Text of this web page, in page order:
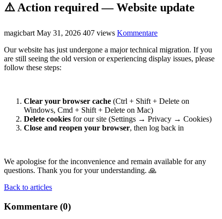
⚠️ Action required — Website update
magicbart May 31, 2026 407 views Kommentare
Our website has just undergone a major technical migration. If you
are still seeing the old version or experiencing display issues, please
follow these steps:
Clear your browser cache (Ctrl + Shift + Delete on
Windows, Cmd + Shift + Delete on Mac)
Delete cookies for our site (Settings → Privacy → Cookies)
Close and reopen your browser, then log back in
We apologise for the inconvenience and remain available for any
questions. Thank you for your understanding. 🙏
Back to articles
Kommentare (0)